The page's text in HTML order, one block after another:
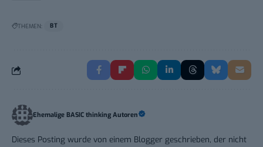
THEMEN: BT
Ehemalige BASIC thinking Autoren
Dieses Posting wurde von einem Blogger geschrieben, der nicht